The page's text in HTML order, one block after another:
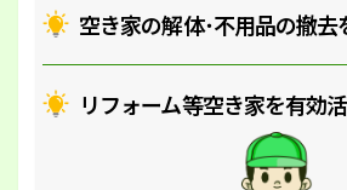
空き家の解体･不用品の撤去
リフォーム等空き家を有効